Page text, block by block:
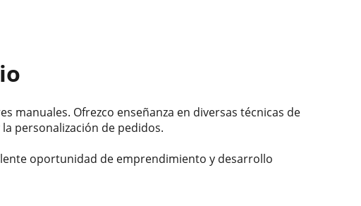
manuales. Ofrezco enseñanza en diversas técnicas de
personalización de pedidos.
oportunidad de emprendimiento y desarrollo